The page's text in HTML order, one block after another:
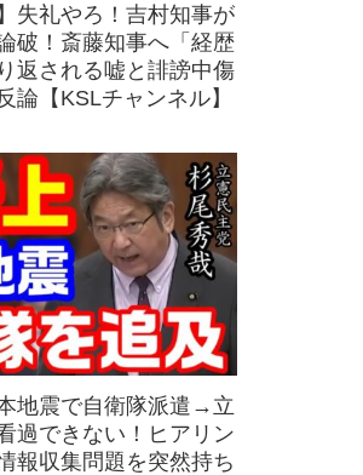
失礼やろ！吉村知事が
破！斎藤知事へ「経歴
返される嘘と誹謗中傷
論【KSLチャンネル】
地震で自衛隊派遣→立
過できない！ヒアリン
報収集問題を突然持ち